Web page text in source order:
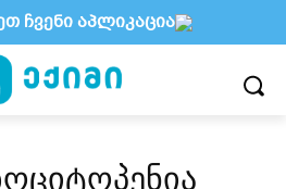
ჩვენი აპლიკაცია